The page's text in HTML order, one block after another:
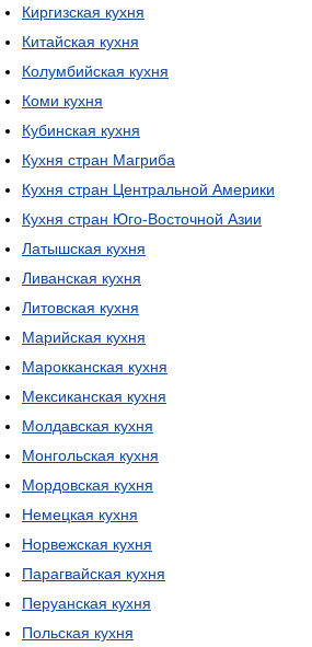
Киргизская кухня
Китайская кухня
Колумбийская кухня
Коми кухня
Кубинская кухня
Кухня стран Магриба
Кухня стран Центральной Америки
Кухня стран Юго-Восточной Азии
Латышская кухня
Ливанская кухня
Литовская кухня
Марийская кухня
Марокканская кухня
Мексиканская кухня
Молдавская кухня
Монгольская кухня
Мордовская кухня
Немецкая кухня
Норвежская кухня
Парагвайская кухня
Перуанская кухня
Польская кухня